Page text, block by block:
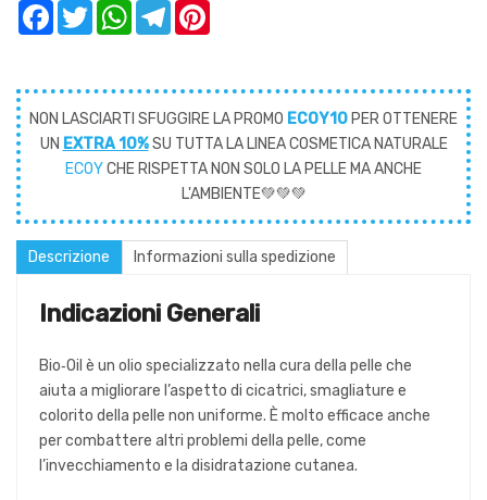
FacebookTwitterWhatsAppTelegram
NON LASCIARTI SFUGGIRE LA PROMO ECOY10 PER OTTENERE
UN EXTRA 10%SU TUTTA LA LINEA COSMETICA NATURALE
ECOYCHE RISPETTA NON SOLO LA PELLE MA ANCHE
L'AMBIENTE💚💚💚
Descrizione Informazioni sulla spedizione
Indicazioni Generali
Bio‑Oil è un olio specializzato nella cura della pelle che
aiuta a migliorare l’aspetto di cicatrici, smagliature e
colorito della pelle non uniforme. È molto efficace anche
per combattere altri problemi della pelle, come
l’invecchiamento e la disidratazione cutanea.